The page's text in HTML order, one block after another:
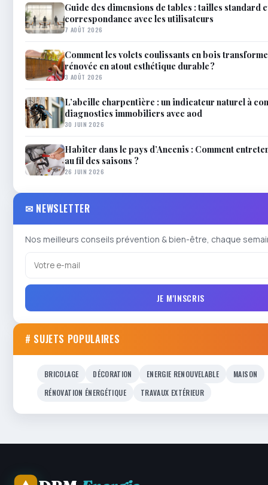
Guide des dimensions de tables : tailles standard
correspondance avec les utilisateurs
7 AOÛT 2026
Comment les volets coulissants en bois
rénovée en atout esthétique durable ?
3 AOÛT 2026
L’abeille charpentière : un indicateur naturel à
diagnostics immobiliers avec aod
30 JUIN 2026
Habiter dans le pays d’Ancenis : Comment
au fil des saisons ?
26 JUIN 2026
✉ NEWSLETTER
Nos meilleurs conseils prévention & bien-être, chaque
JE M'INSCRIS
# SUJETS POPULAIRES
BRICOLAGE DÉCORATION ENERGIE RENOUVELABLE
MAISON
RÉNOVATION ÉNERGÉTIQUE
TRAVAUX EXTÉRIEUR